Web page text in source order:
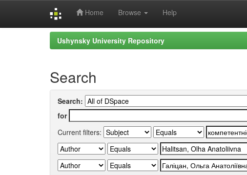
Home Browse Help
Ushynsky University Repository
Search
Search:
for
Current filters: